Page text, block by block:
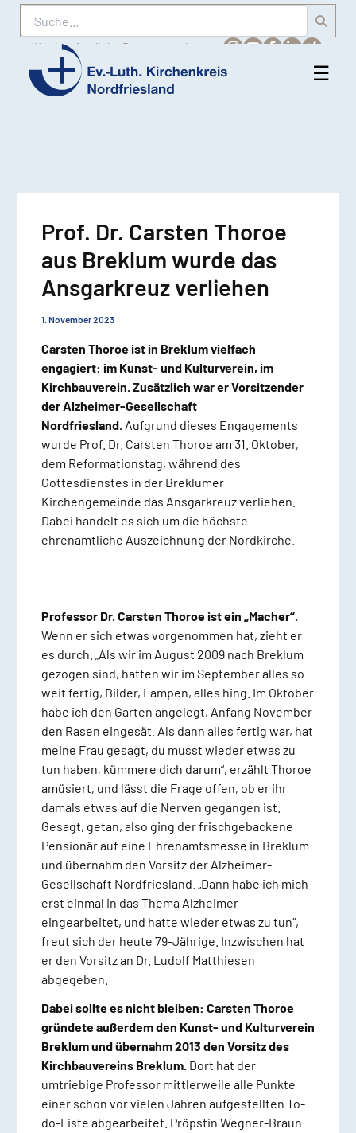
Suche
Karriere Amtliche Bekanntmachungen
Ev.-
☰
Prof. Dr. Carsten Thoroe
aus Breklum wurde das
Ansgarkreuz verliehen
1. November 2023
Carsten Thoroe ist in Breklum vielfach
engagiert: im Kunst- und Kulturverein, im
Kirchbauverein. Zusätzlich war er Vorsitzender
der Alzheimer-Gesellschaft
Nordfriesland. Aufgrund dieses Engagements
wurde Prof. Dr. Carsten Thoroe am 31. Oktober,
dem Reformationstag, während des
Gottesdienstes in der Breklumer
Kirchengemeinde das Ansgarkreuz verliehen.
Dabei handelt es sich um die höchste
ehrenamtliche Auszeichnung der Nordkirche.
Professor Dr. Carsten Thoroe ist ein „Macher“.
Wenn er sich etwas vorgenommen hat, zieht er
es durch. „Als wir im August 2009 nach Breklum
gezogen sind, hatten wir im September alles so
weit fertig, Bilder, Lampen, alles hing. Im Oktober
habe ich den Garten angelegt, Anfang November
den Rasen eingesät. Als dann alles fertig war, hat
meine Frau gesagt, du musst wieder etwas zu
tun haben, kümmere dich darum“, erzählt Thoroe
amüsiert, und lässt die Frage offen, ob er ihr
damals etwas auf die Nerven gegangen ist.
Gesagt, getan, also ging der frischgebackene
Pensionär auf eine Ehrenamtsmesse in Breklum
und übernahm den Vorsitz der Alzheimer-
Gesellschaft Nordfriesland. „Dann habe ich mich
erst einmal in das Thema Alzheimer
eingearbeitet, und hatte wieder etwas zu tun“,
freut sich der heute 79-Jährige. Inzwischen hat
er den Vorsitz an Dr. Ludolf Matthiesen
abgegeben.
Dabei sollte es nicht bleiben: Carsten Thoroe
gründete außerdem den Kunst- und Kulturverein
Breklum und übernahm 2013 den Vorsitz des
Kirchbauvereins Breklum.Dort hat der
umtriebige Professor mittlerweile alle Punkte
einer schon vor vielen Jahren aufgestellten To-
do-Liste abgearbeitet. Pröpstin Wegner-Braun